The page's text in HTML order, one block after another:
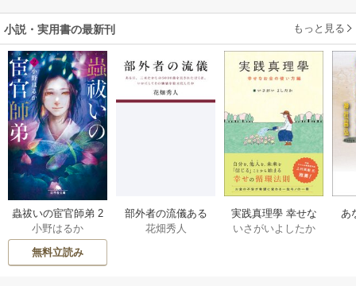
小説・実用書の最新刊 もっと見る
蟲祓いの宦官師弟 2
巻
小野はるか
無料立読み
部外者の流儀ある
日、三木たかしの5
花畑秀人
実践真理學 幸せな
お金の使い方編 1巻
いさがいよしたか
あ